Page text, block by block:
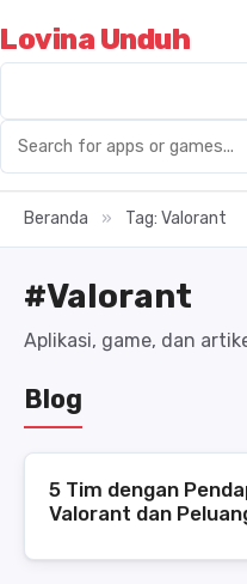
Lovina Unduh
Beranda » Tag: Valorant
#Valorant
Aplikasi, game, dan
Blog
5 Tim dengan
Valorant dan